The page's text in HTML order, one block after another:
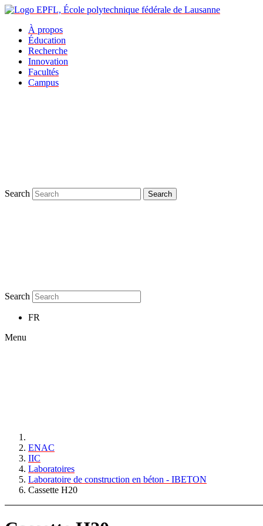
À propos
Éducation
Recherche
Innovation
Facultés
Campus
Search Search
Search
FR
Menu
ENAC
IIC
Laboratoires
Laboratoire de construction en béton - IBETON
Cassette H20